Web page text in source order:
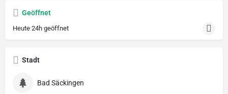
Geöffnet
Heute 24h geöffnet
Stadt
Bad Säckingen